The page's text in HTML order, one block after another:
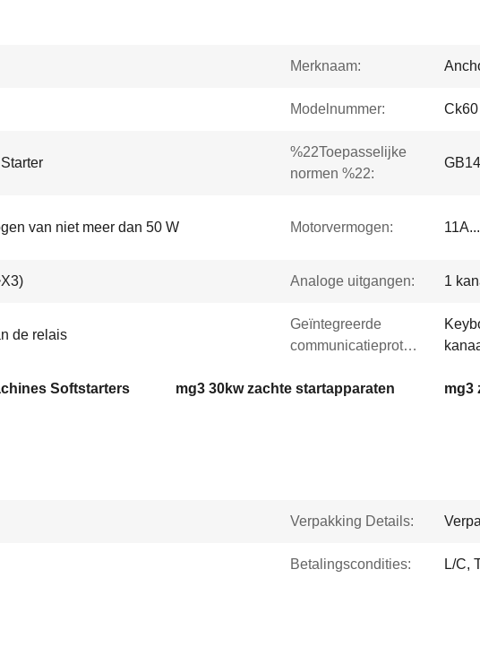
Merknaam:
Modelnummer: Ck60
%22Toepasselijke
normen %22:
van niet meer dan 50 W Motorvermogen:
Analoge uitgangen: 1
de relais
Geïntegreerde
communicatieprotocollen:
Softstarters mg3 30kw zachte startapparaten mg3
Verpakking Details:
Betalingscondities: L/C,